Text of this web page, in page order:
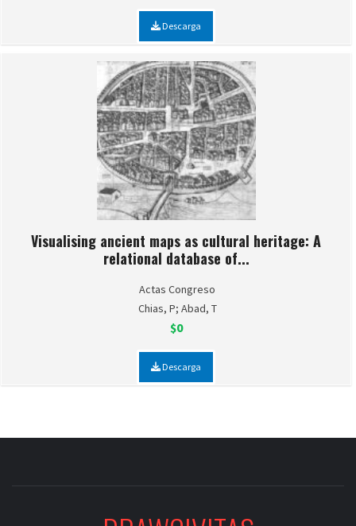
Descarga
Visualising ancient maps as cultural heritage: A
relational database of...
Actas Congreso
Chias, P; Abad, T
$0
Descarga